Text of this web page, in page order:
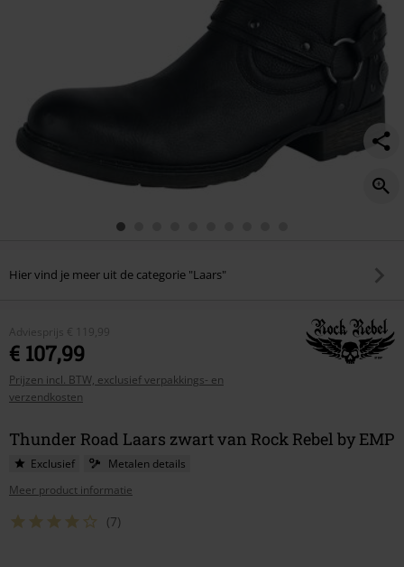
Hier vind je meer uit de categorie "Laars"
Adviesprijs € 119,99
€ 107,99
Prijzen incl. BTW, exclusief verpakkings- en
verzendkosten
Thunder Road Laars zwart van Rock Rebel by EMP
Exclusief
Metalen details
Meer product informatie
(7)